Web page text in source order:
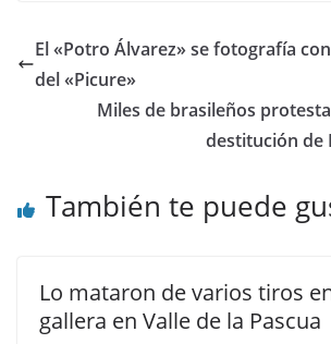
El «Potro Álvarez» se fotografía
del «Picure»
Miles de brasileños
destitución de
También te puede
Lo mataron de varios tiros
gallera en Valle de la Pascua